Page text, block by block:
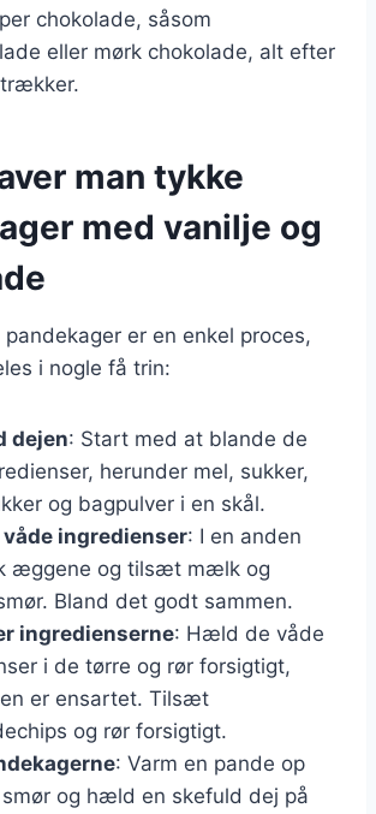
chokolade, såsom
eller mørk chokolade, alt efter
man tykke
med vanilje og
er en enkel proces,
i nogle få trin:
dejen: Start med at blande de
herunder mel, sukker,
og bagpulver i en skål.
ingredienser: I en anden
æggene og tilsæt mælk og
Bland det godt sammen.
ingredienserne: Hæld de våde
i de tørre og rør forsigtigt,
er ensartet. Tilsæt
og rør forsigtigt.
: Varm en pande op
og hæld en skefuld dej på